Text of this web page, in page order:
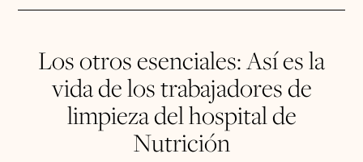
Los otros esenciales: Así es la
vida de los trabajadores de
limpieza del hospital de
Nutrición